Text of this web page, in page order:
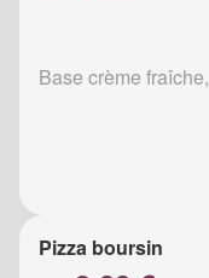
Base crème
Pizza boursin